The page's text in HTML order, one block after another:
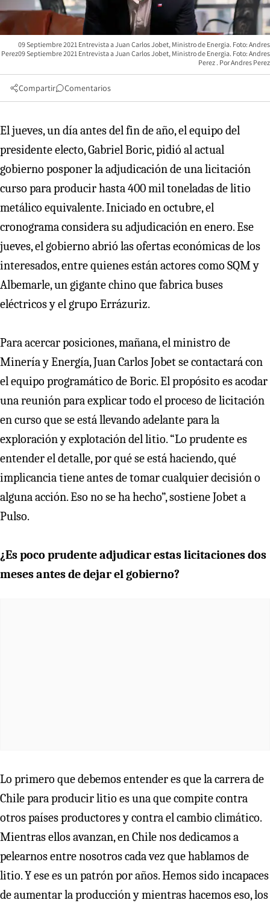
09 Septiembre 2021 Entrevista a Juan Carlos Jobet, Ministro de Energia. Foto: Andres
Perez09 Septiembre 2021 Entrevista a Juan Carlos Jobet, Ministro de Energia. Foto: Andres
Perez
Andres Perez
Compartir Comentarios
El jueves, un día antes del fin de año, el equipo del
presidente electo, Gabriel Boric, pidió al actual
gobierno posponer la adjudicación de una licitación
curso para producir hasta 400 mil toneladas de litio
metálico equivalente. Iniciado en octubre, el
cronograma considera su adjudicación en enero. Ese
jueves, el gobierno abrió las ofertas económicas de los
interesados, entre quienes están actores como SQM y
Albemarle, un gigante chino que fabrica buses
eléctricos y el grupo Errázuriz.
Para acercar posiciones, mañana, el ministro de
Minería y Energía, Juan Carlos Jobet se contactará con
el equipo programático de Boric. El propósito es acodar
una reunión para explicar todo el proceso de licitación
en curso que se está llevando adelante para la
exploración y explotación del litio. “Lo prudente es
entender el detalle, por qué se está haciendo, qué
implicancia tiene antes de tomar cualquier decisión o
alguna acción. Eso no se ha hecho”, sostiene Jobet a
Pulso.
¿Es poco prudente adjudicar estas licitaciones dos
meses antes de dejar el gobierno?
Lo primero que debemos entender es que la carrera de
Chile para producir litio es una que compite contra
otros países productores y contra el cambio climático.
Mientras ellos avanzan, en Chile nos dedicamos a
pelearnos entre nosotros cada vez que hablamos de
litio. Y ese es un patrón por años. Hemos sido incapaces
de aumentar la producción y mientras hacemos eso, los